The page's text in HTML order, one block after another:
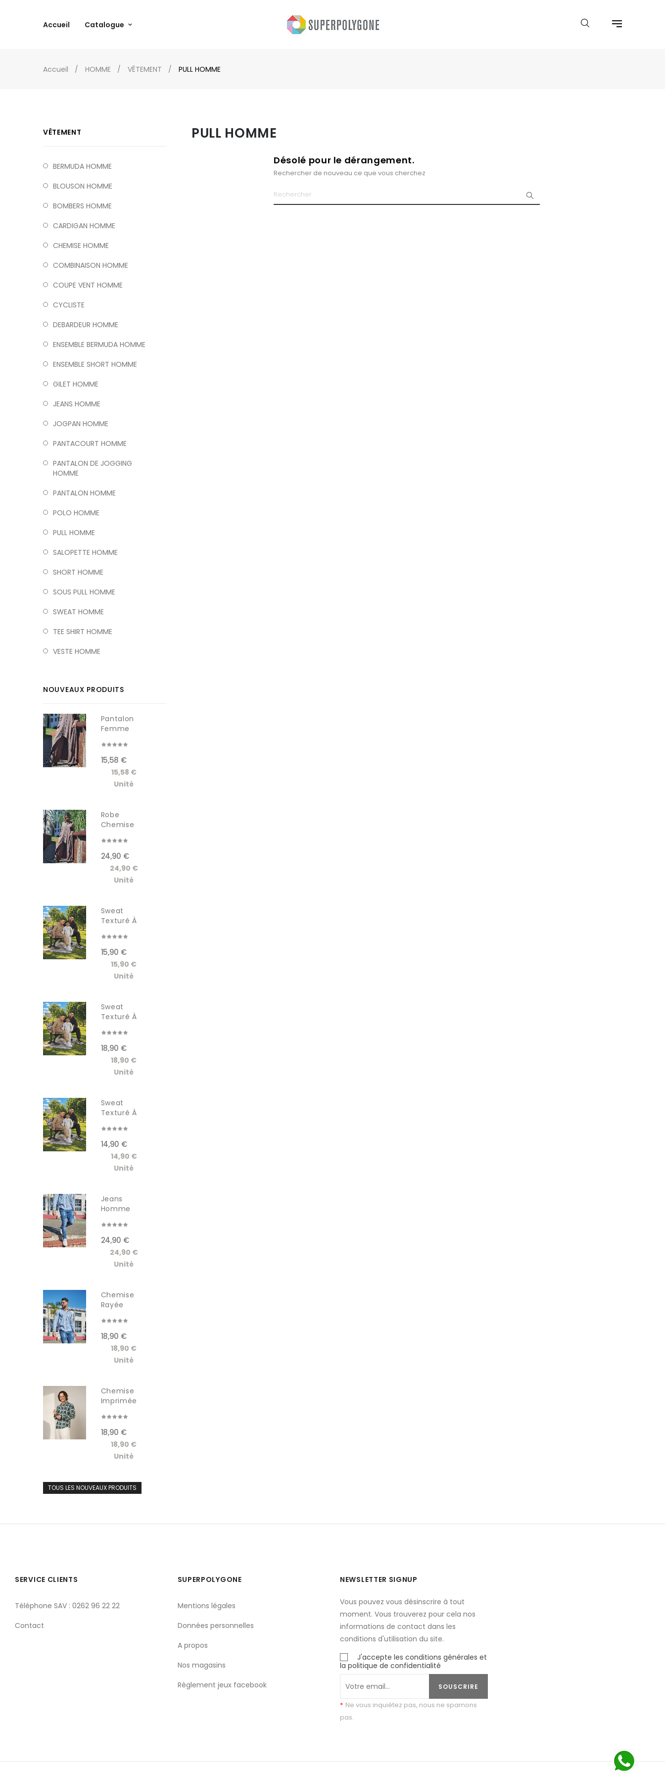
Accueil Catalogue
Accueil HOMME VÊTEMENT PULL HOMME
VÊTEMENT
BERMUDA HOMME
BLOUSON HOMME
BOMBERS HOMME
CARDIGAN HOMME
CHEMISE HOMME
COMBINAISON HOMME
COUPE VENT HOMME
CYCLISTE
DEBARDEUR HOMME
ENSEMBLE BERMUDA HOMME
ENSEMBLE SHORT HOMME
GILET HOMME
JEANS HOMME
JOGPAN HOMME
PANTACOURT HOMME
PANTALON DE JOGGING
HOMME
PANTALON HOMME
POLO HOMME
PULL HOMME
SALOPETTE HOMME
SHORT HOMME
SOUS PULL HOMME
SWEAT HOMME
TEE SHIRT HOMME
VESTE HOMME
NOUVEAUX PRODUITS
Pantalon
Femme
15,58 €
15,58 €
Unité
Robe
Chemise
Femme...
24,90 €
24,90 €
Unité
Sweat
Texturé À
15,90 €
15,90 €
Unité
Sweat
Texturé À
18,90 €
18,90 €
Unité
Sweat
Texturé À
14,90 €
14,90 €
Unité
Jeans
Homme
24,90 €
24,90 €
Unité
Chemise
Rayée
18,90 €
18,90 €
Unité
Chemise
Imprimée
18,90 €
18,90 €
Unité
TOUS LES NOUVEAUX PRODUITS
PULL HOMME
Désolé pour le dérangement.
Rechercher de nouveau ce que vous cherchez
SERVICE CLIENTS
Téléphone SAV : 0262 96 22 22
Contact
SUPERPOLYGONE
Mentions légales
Données personnelles
A propos
Nos magasins
Règlement jeux facebook
NEWSLETTER SIGNUP
Vous pouvez vous désinscrire à tout
moment. Vous trouverez pour cela nos
informations de contact dans les
conditions d'utilisation du site.
J'accepte les conditions générales et
la politique de confidentialité
SOUSCRIRE
* Ne vous inquiétez pas, nous ne spamons
pas.